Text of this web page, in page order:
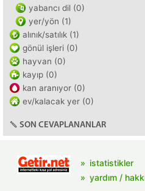
yabancı dil (0)
yer/yön (1)
alınık/satılık (1)
gönül işleri (0)
hayvan (0)
kayıp (0)
kan aranıyor (0)
ev/kalacak yer (0)
SON CEVAPLANANLAR
istatistikler
yardım /